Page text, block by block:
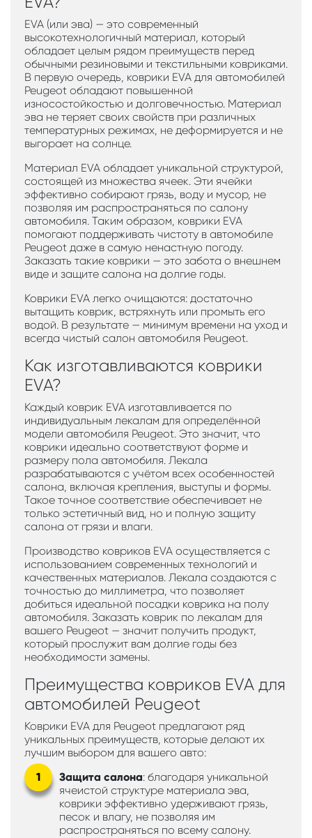
EVA (или эва) — это современный
высокотехнологичный материал, который
обладает целым рядом преимуществ перед
обычными резиновыми и текстильными ковриками.
В первую очередь, коврики EVA для автомобилей
Peugeot обладают повышенной
износостойкостью и долговечностью. Материал
эва не теряет своих свойств при различных
температурных режимах, не деформируется и не
выгорает на солнце.
Материал EVA обладает уникальной структурой,
состоящей из множества ячеек. Эти ячейки
эффективно собирают грязь, воду и мусор, не
позволяя им распространяться по салону
автомобиля. Таким образом, коврики EVA
помогают поддерживать чистоту в автомобиле
Peugeot даже в самую ненастную погоду.
Заказать такие коврики — это забота о внешнем
виде и защите салона на долгие годы.
Коврики EVA легко очищаются: достаточно
вытащить коврик, встряхнуть или промыть его
водой. В результате — минимум времени на уход и
всегда чистый салон автомобиля Peugeot.
Как изготавливаются коврики
EVA?
Каждый коврик EVA изготавливается по
индивидуальным лекалам для определённой
модели автомобиля Peugeot. Это значит, что
коврики идеально соответствуют форме и
размеру пола автомобиля. Лекала
разрабатываются с учётом всех особенностей
салона, включая крепления, выступы и формы.
Такое точное соответствие обеспечивает не
только эстетичный вид, но и полную защиту
салона от грязи и влаги.
Производство ковриков EVA осуществляется с
использованием современных технологий и
качественных материалов. Лекала создаются с
точностью до миллиметра, что позволяет
добиться идеальной посадки коврика на полу
автомобиля. Заказать коврик по лекалам для
вашего Peugeot — значит получить продукт,
который прослужит вам долгие годы без
необходимости замены.
Преимущества ковриков EVA для
автомобилей Peugeot
Коврики EVA для Peugeot предлагают ряд
уникальных преимуществ, которые делают их
лучшим выбором для вашего авто:
Защита салона: благодаря уникальной
ячеистой структуре материала эва,
коврики эффективно удерживают грязь,
песок и влагу, не позволяя им
распространяться по всему салону.